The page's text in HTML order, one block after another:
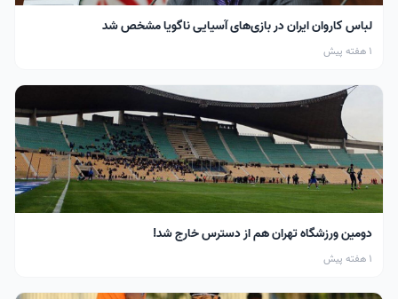
لباس کاروان ایران در بازی‌های آسیایی ناگویا مشخص شد
1 هفته پیش
دومین ورزشگاه تهران هم از دسترس خارج شد!
1 هفته پیش